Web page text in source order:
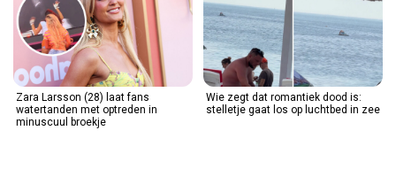
Zara Larsson (28) laat fans
watertanden met optreden in
minuscuul broekje
Wie zegt dat romantiek dood is:
stelletje gaat los op luchtbed in zee